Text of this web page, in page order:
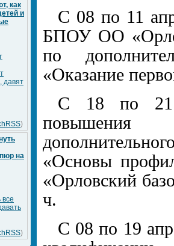
как
и
давят
)
на
)
С 08 по 11
БПОУ ОО
по
«Оказание
С 18 по 21
повышения
«Основы
«Орловский
ч.
С 08 по 19